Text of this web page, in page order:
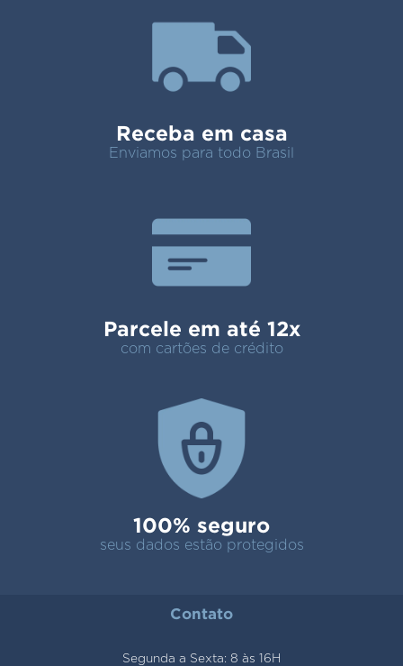
Receba em casa
Enviamos para todo Brasil
Parcele em até 12x
com cartões de crédito
100% seguro
seus dados estão protegidos
Contato
Segunda a Sexta: 8 às 16H